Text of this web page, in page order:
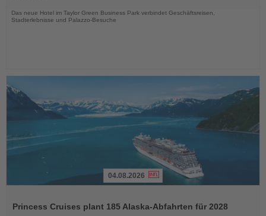
Das neue Hotel im Taylor Green Business Park verbindet Geschäftsreisen,
Stadterlebnisse und Palazzo-Besuche
die
04.08.2026
Princess Cruises plant 185 Alaska-Abfahrten für 2028